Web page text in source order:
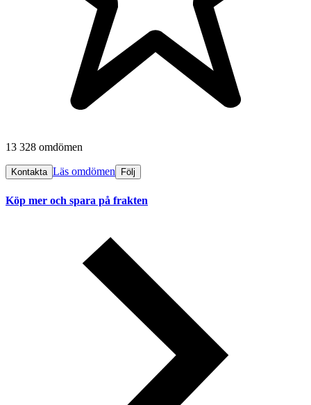
13 328 omdömen
Kontakta Läs omdömen Följ
Köp mer och spara på frakten